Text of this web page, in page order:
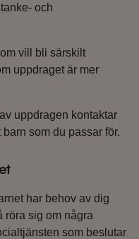
och
vill bli särskilt
uppdraget är mer
uppdragen kontaktar
som du passar för.
har behov av dig
röra sig om några
som beslutar